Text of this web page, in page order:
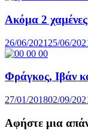
Ακόμα 2
26/06/2021 25/06/
Φράγκος, Ιβάν
27/01/201802/09/
Αφήστε μια